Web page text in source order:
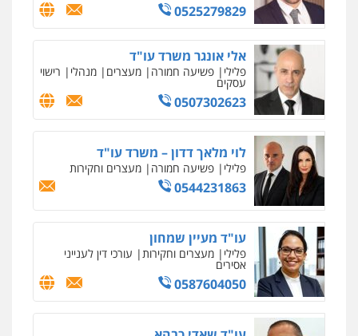
0525279829
אלי אונגר משרד עו"ד
פלילי פשיעה חמורה מעצרים מנהלי רישוי
עסקים
0507302623
לוי מלאך דדון – משרד עו"ד
פלילי פשיעה חמורה מעצרים וחקירות
0544231863
עו"ד מעיין שמחון
פלילי מעצרים וחקירות עורכי דין לענייני
אסירים
0587604050